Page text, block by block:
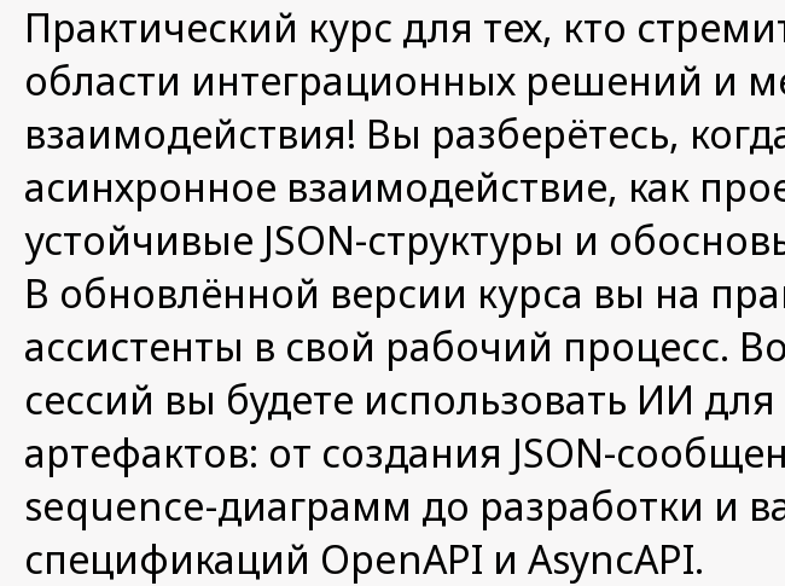
Практический курс для тех, кто
области интеграционных решений и
взаимодействия! Вы разберётесь,
асинхронное взаимодействие, как
устойчивые JSON-структуры и
В обновлённой версии курса вы на
ассистенты в свой рабочий процесс.
сессий вы будете использовать ИИ
артефактов: от создания JSON-
sequence-диаграмм до разработки и
спецификаций OpenAPI и AsyncAPI.